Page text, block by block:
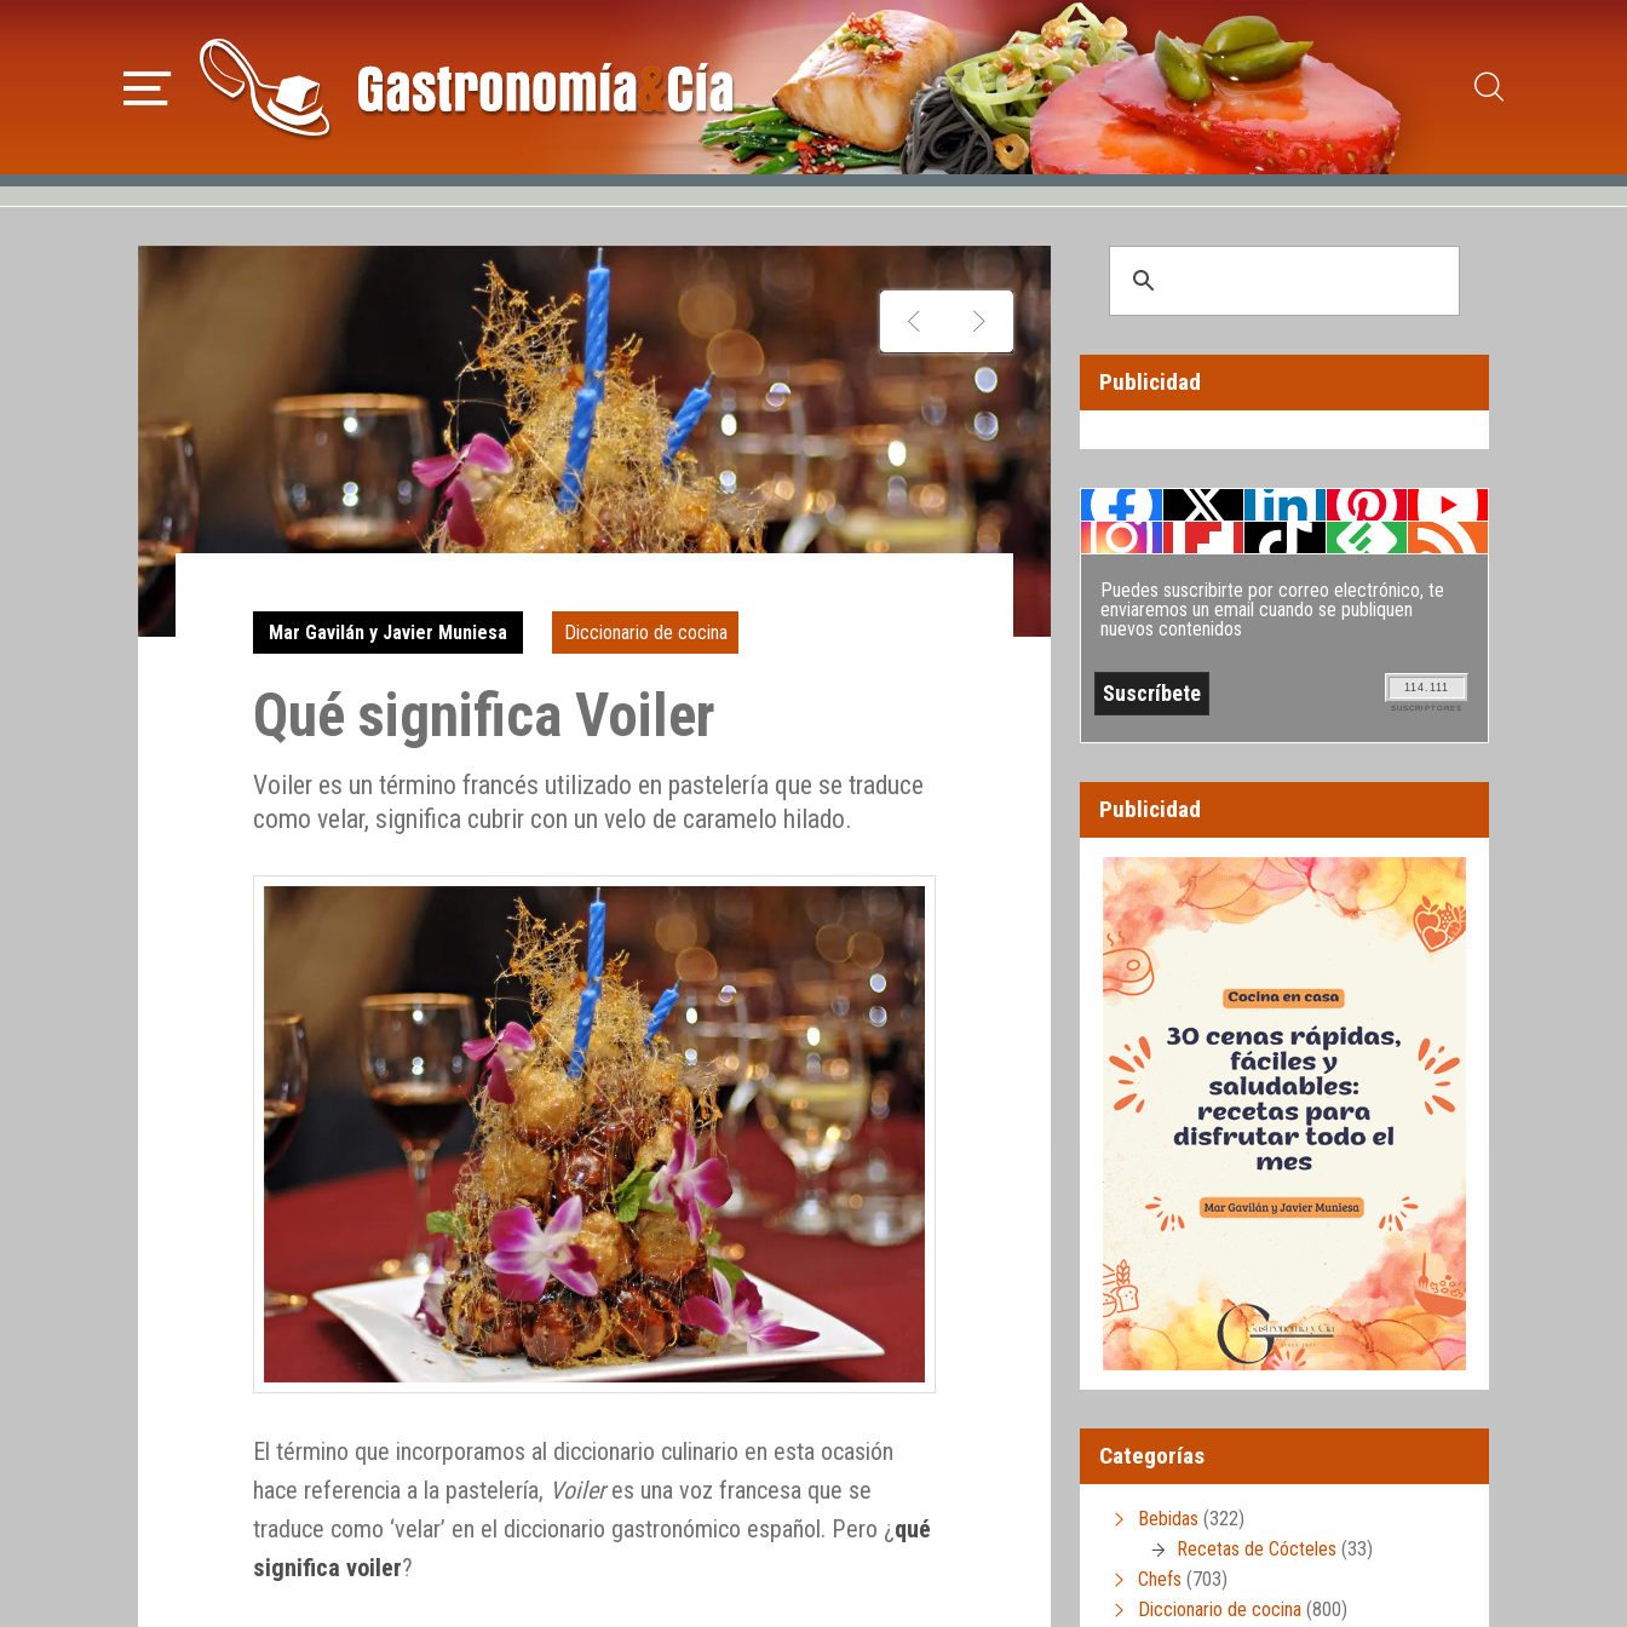
Mar Gavilán y Javier Muniesa Diccionario de cocina
Qué significa Voiler
Voiler es un término francés utilizado en pastelería que se traduce
como velar, significa cubrir con un velo de caramelo hilado.
El término que incorporamos al diccionario culinario en esta ocasión
hace referencia a la pastelería, Voileres una voz francesa que se
traduce como ‘velar’ en el diccionario gastronómico español. Pero ¿ qué
significa voiler?
Publicidad
Puedes suscribirte por correo electrónico, te
enviaremos un email cuando se publiquen
nuevos contenidos
114.111
SUSCRIPTORES
Publicidad
Categorías
Bebidas (322)
Recetas de Cócteles (33)
Chefs (703)
Diccionario de cocina (800)